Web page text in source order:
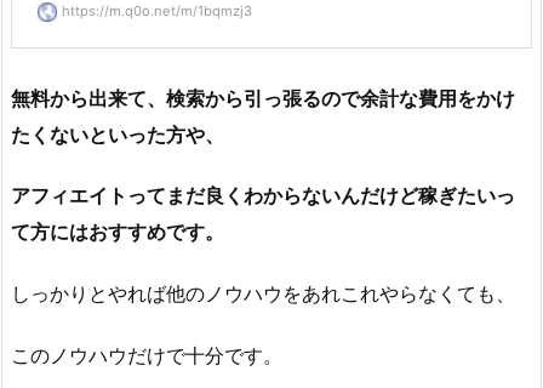
https://m.q0o.net/m/1bqmzj3
無料から出来て、検索から引っ張るので余計な費用をかけ
たくないといった方や、
アフィエイトってまだ良くわからないんだけど稼ぎたいっ
て方にはおすすめです。
しっかりとやれば他のノウハウをあれこれやらなくても、
このノウハウだけで十分です。